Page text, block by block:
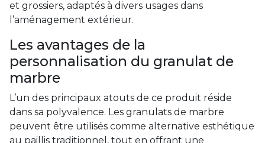
et grossiers, adaptés à divers usages dans
l’aménagement extérieur.
Les avantages de la
personnalisation du granulat de
marbre
L’un des principaux atouts de ce produit réside
dans sa polyvalence. Les granulats de marbre
peuvent être utilisés comme alternative esthétique
au paillis traditionnel, tout en offrant une